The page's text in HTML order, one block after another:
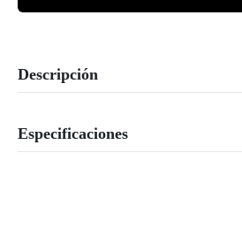
Descripción
Especificaciones